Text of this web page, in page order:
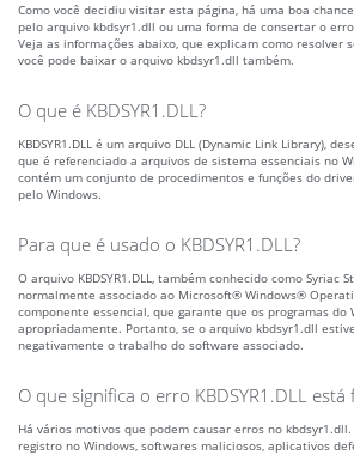
Como você decidiu visitar esta página, há uma boa
pelo arquivo kbdsyr1.dll ou uma forma de consertar o
Veja as informações abaixo, que explicam como resolver
você pode baixar o arquivo kbdsyr1.dll também.
O que é KBDSYR1.DLL?
KBDSYR1.DLL é um arquivo DLL (Dynamic Link Library),
que é referenciado a arquivos de sistema essenciais no
contém um conjunto de procedimentos e funções do
pelo Windows.
Para que é usado o KBDSYR1.DLL?
O arquivo KBDSYR1.DLL, também conhecido como Syriac
normalmente associado ao Microsoft® Windows®
componente essencial, que garante que os programas do
apropriadamente. Portanto, se o arquivo kbdsyr1.dll
negativamente o trabalho do software associado.
O que significa o erro KBDSYR1.DLL está
Há vários motivos que podem causar erros no
registro no Windows, softwares maliciosos, aplicativos